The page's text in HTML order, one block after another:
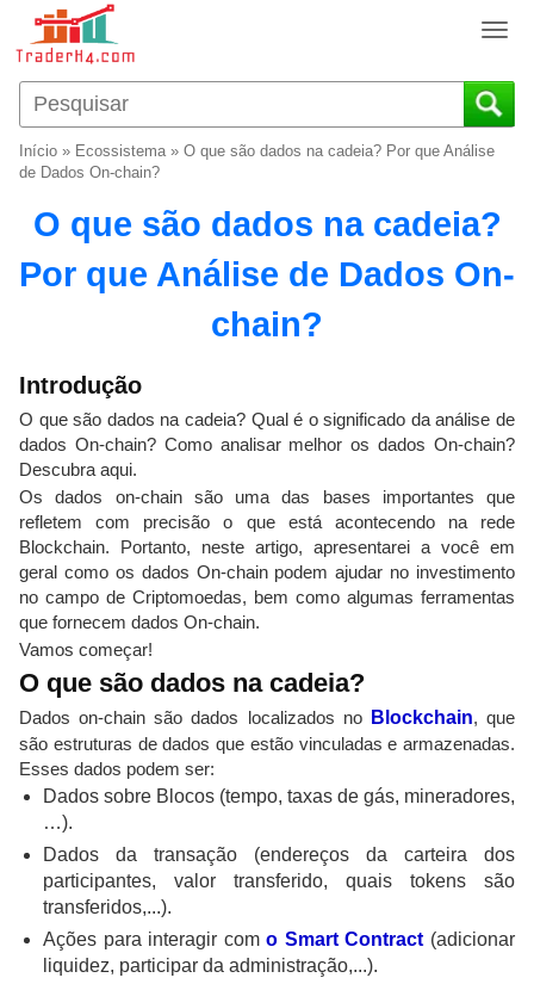
T
g
g
a
i
n
Início » Ecossistema» O que são dados na cadeia? Por que Análise
de Dados On-chain?
O que são dados na cadeia?
Por que Análise de Dados On-
chain?
Introdução
O que são dados na cadeia? Qual é o significado da análise de
dados On-chain? Como analisar melhor os dados On-chain?
Descubra aqui.
Os dados on-chain são uma das bases importantes que
refletem com precisão o que está acontecendo na rede
Blockchain. Portanto, neste artigo, apresentarei a você em
geral como os dados On-chain podem ajudar no investimento
no campo de Criptomoedas, bem como algumas ferramentas
que fornecem dados On-chain.
Vamos começar!
O que são dados na cadeia?
Dados on-chain são dados localizados no Blockchain, que
são estruturas de dados que estão vinculadas e armazenadas.
Esses dados podem ser:
Dados sobre Blocos (tempo, taxas de gás, mineradores,
…).
Dados da transação (endereços da carteira dos
participantes, valor transferido, quais tokens são
transferidos,...).
Ações para interagir como Smart Contract (adicionar
liquidez, participar da administração,...).